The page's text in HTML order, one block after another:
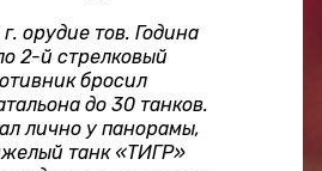
орудие тов. Година
2-й стрелковый
бросил
до 30 танков.
лично у панорамы,
танк «ТИГР»